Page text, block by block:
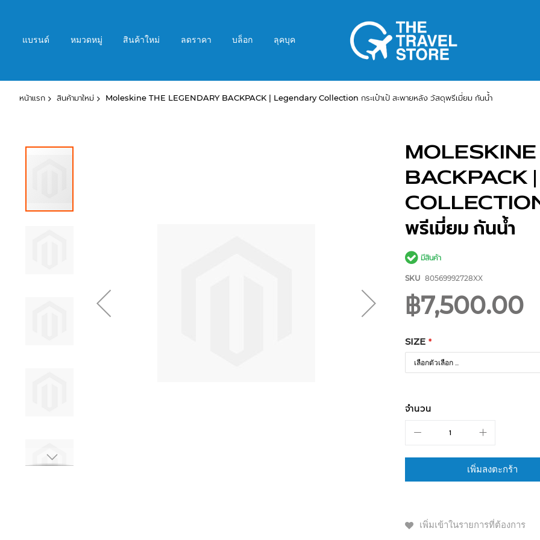
ที่แบรนด์ หมวดหมู่ สินค้าใหม่ ลดราคา บล็อก ลุคบุค
หน้าแรก สินค้ามาใหม่ Moleskine THE LEGENDARY BACKPACK | Legendary Collection กระเป๋าเป้ สะพายหลัง วัสดุพรีเมี่ยม กันน้ำ
ข้าม
BACKPACK
COLLECTION
พรีเมี่ยม กันน้ำ
มีสินค้า
SKU 80569992728XX
฿7,500.00
SIZE
จำนวน
เพิ่มลงตะกร้า
เพิ่มเข้าในรายการที่ต้องการ